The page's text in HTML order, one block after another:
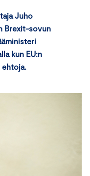
Juho
Brexit-sovun
kun EU:n
ehtoja.